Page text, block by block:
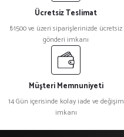
Ücretsiz Teslimat
₺1500 ve üzeri siparişlerinizde ücretsiz
gönderi imkanı
Müşteri Memnuniyeti
14 Gün içerisinde kolay iade ve değişim
imkanı